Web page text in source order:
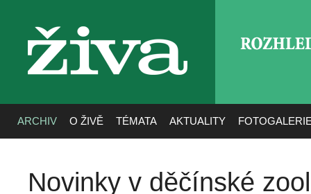
živa
ARCHIV O ŽIVĚ TÉMATA AKTUALITY
Novinky v děčínské